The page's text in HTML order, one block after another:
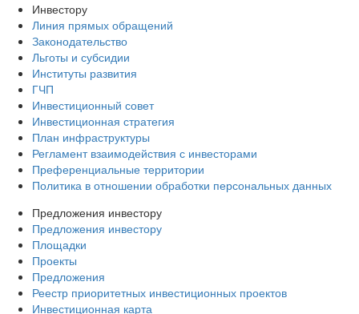
Инвестору
Линия прямых обращений
Законодательство
Льготы и субсидии
Институты развития
ГЧП
Инвестиционный совет
Инвестиционная стратегия
План инфраструктуры
Регламент взаимодействия с инвесторами
Преференциальные территории
Политика в отношении обработки персональных данных
Предложения инвестору
Предложения инвестору
Площадки
Проекты
Предложения
Реестр приоритетных инвестиционных проектов
Инвестиционная карта